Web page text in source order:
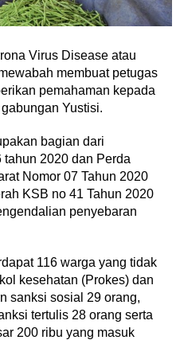
Virus Disease atau
membuat petugas
pemahaman kepada
Yustisi.
bagian dari
tahun 2020 dan Perda
Nomor 07 Tahun 2020
KSB no 41 Tahun 2020
penyebaran
116 warga yang tidak
kesehatan (Prokes) dan
sanksi sosial 29 orang,
tertulis 28 orang serta
200 ribu yang masuk